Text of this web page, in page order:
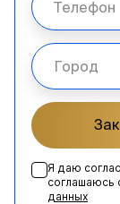
Я даю
соглашаюсь
данных